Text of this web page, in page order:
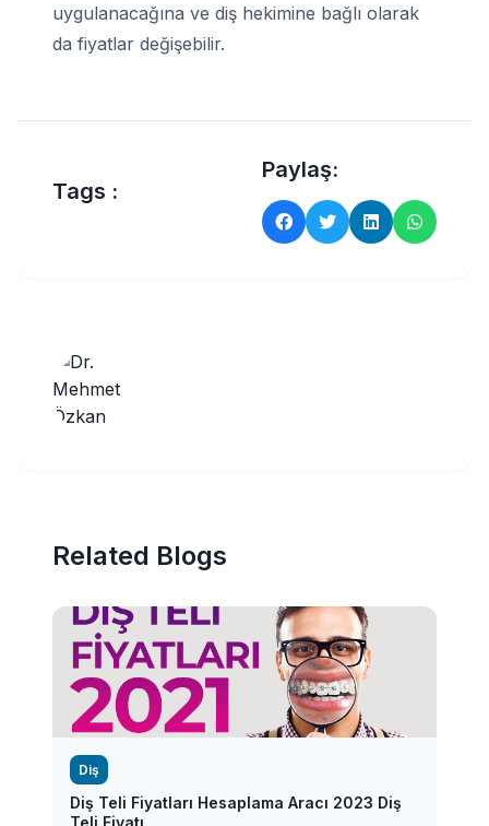
uygulanacağına ve diş hekimine bağlı olarak
da fiyatlar değişebilir.
Tags :
Paylaş:
Related Blogs
Diş
Diş Teli Fiyatları Hesaplama Aracı 2023 Diş
Teli Fiyatı